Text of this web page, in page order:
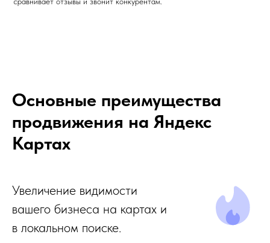
Основные преимущества
продвижения на Яндекс
Картах
Увеличение видимости
вашего бизнеса на картах и
в локальном поиске.